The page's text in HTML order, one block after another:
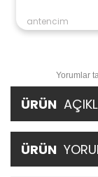
antencim
Yorumlar
ÜRÜN
ÜRÜN